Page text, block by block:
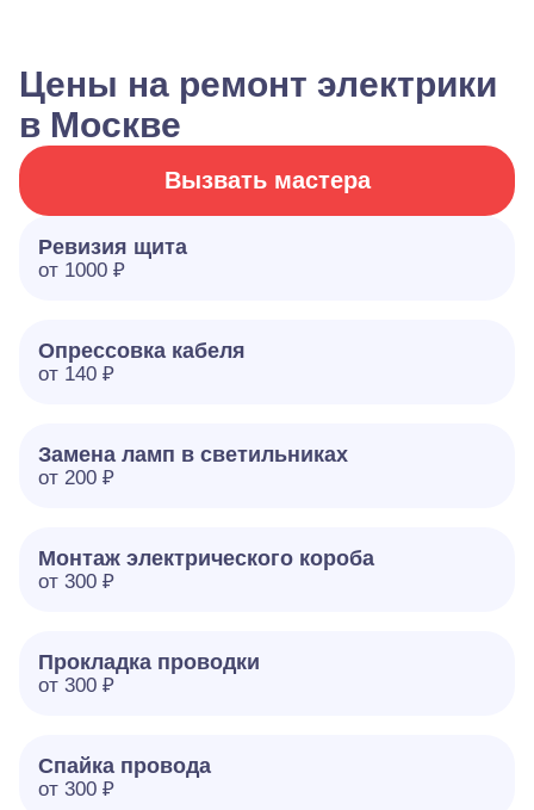
Цены на ремонт электрики
в Москве
Вызвать мастера
Ревизия щита
от 1000 ₽
Опрессовка кабеля
от 140 ₽
Замена ламп в светильниках
от 200 ₽
Монтаж электрического короба
от 300 ₽
Прокладка проводки
от 300 ₽
Спайка провода
от 300 ₽